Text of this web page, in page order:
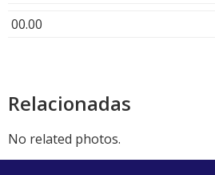
00.00
Relacionadas
No related photos.